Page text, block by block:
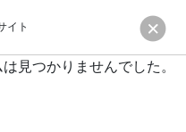
イト
見つかりませんでした。